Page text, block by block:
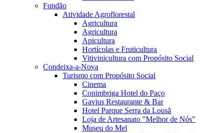
Fundão
Atividade Agroflorestal
Agricultura
Agricultura
Apicultura
Hortícolas e Fruticultura
Vitivinicultura com Propósito Social
Condeixa-a-Nova
Turismo com Propósito Social
Cinema
Conimbriga Hotel do Paço
Gavius Restaurante & Bar
Hotel Parque Serra da Lousã
Loja de Artesanato "Melhor de Nós"
Museu do Mel